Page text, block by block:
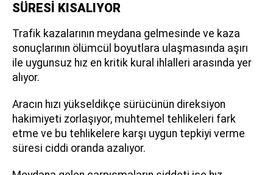
SÜRESİ KISALIYOR
Trafik kazalarının meydana gelmesinde ve kaza
sonuçlarının ölümcül boyutlara ulaşmasında aşırı
ile uygunsuz hız en kritik kural ihlalleri arasında yer
alıyor.
Aracın hızı yükseldikçe sürücünün direksiyon
hakimiyeti zorlaşıyor, muhtemel tehlikeleri fark
etme ve bu tehlikelere karşı uygun tepkiyi verme
süresi ciddi oranda azalıyor.